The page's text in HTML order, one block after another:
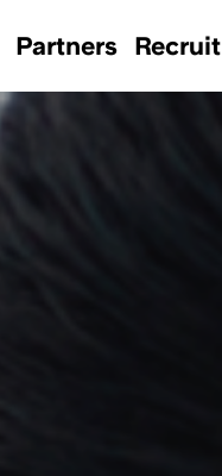
Partners Recruit